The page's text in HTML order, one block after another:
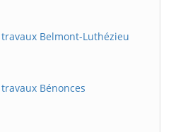
Belmont-Luthézieu
Bénonces